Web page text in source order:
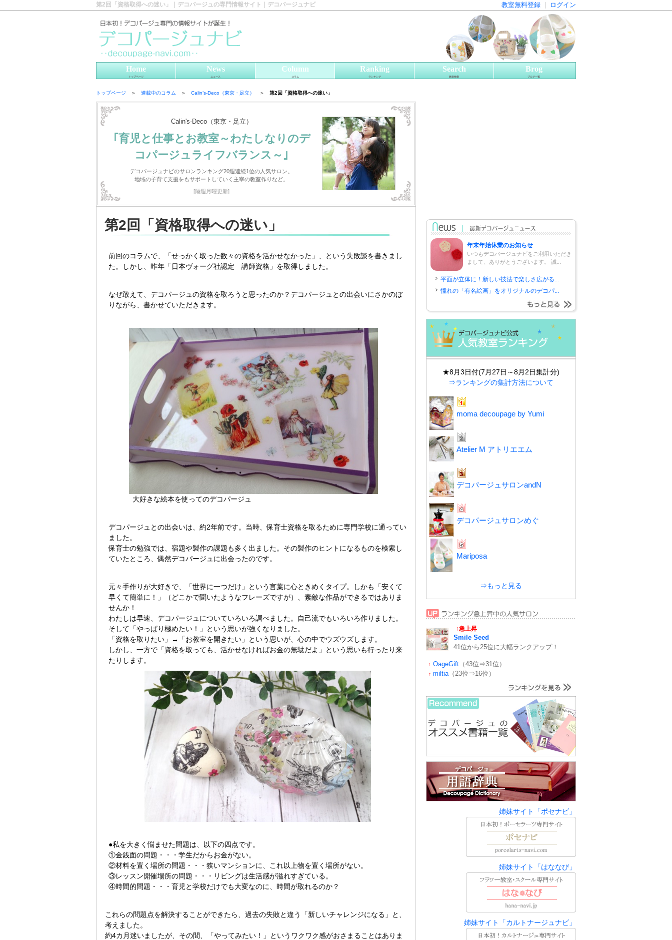
第2回「資格取得への迷い」｜デコパージュの専門情報サイト｜デコパージュナビ ログイン
教室無料登録
Home
トップページ
News
ニュース
Column
コラム
Ranking
ランキング
Search
教室検索
Brog
ブログ一覧
トップページ ＞ 連載中のコラム ＞ Calin’s-Deco（東京・足立） ＞ 第2回「資格取得への迷い」
Calin's-Deco（東京・足立）
｢育児と仕事とお教室～わたしなりのデ
コパージュライフバランス～｣
デコパージュナビのサロンランキング20週連続1位の人気サロン。
地域の子育て支援をもサポートしていく主宰の教室作りなど。
[隔週月曜更新]
第2回「資格取得への迷い」
前回のコラムで、「せっかく取った数々の資格を活かせなかった」、という失敗談を書きまし
た。しかし、昨年「日本ヴォーグ社認定 講師資格」を取得しました。
なぜ敢えて、デコパージュの資格を取ろうと思ったのか？デコパージュとの出会いにさかのぼ
りながら、書かせていただきます。
大好きな絵本を使ってのデコパージュ
デコパージュとの出会いは、約2年前です。当時、保育士資格を取るために専門学校に通ってい
ました。
保育士の勉強では、宿題や製作の課題も多く出ました。その製作のヒントになるものを検索し
ていたところ、偶然デコパージュに出会ったのです。
元々手作りが大好きで、「世界に一つだけ」という言葉に心ときめくタイプ。しかも「安くて
早くて簡単に！」（どこかで聞いたようなフレーズですが）、素敵な作品ができるではありま
せんか！
わたしは早速、デコパージュについていろいろ調べました。自己流でもいろいろ作りました。
そして「やっぱり極めたい！」という思いが強くなりました。
「資格を取りたい」→「お教室を開きたい」という思いが、心の中でウズウズします。
しかし、一方で「資格を取っても、活かせなければお金の無駄だよ」という思いも行ったり来
たりします。
●私を大きく悩ませた問題は、以下の四点です。
①金銭面の問題・・・学生だからお金がない。
②材料を置く場所の問題・・・狭いマンションに、これ以上物を置く場所がない。
③レッスン開催場所の問題・・・リビングは生活感が溢れすぎている。
④時間的問題・・・育児と学校だけでも大変なのに、時間が取れるのか？
これらの問題点を解決することができたら、過去の失敗と違う「新しいチャレンジになる」と、
考えました。
約4カ月迷いましたが、その間、「やってみたい！」
というワクワク感がおさまることはありま
年末年始休業のお知らせ
いつもデコパージュナビをご利用いただき
まして、ありがとうございます。 誠...
平面が立体に！新しい技法で楽しさ広がる...
憧れの「有名絵画」をオリジナルのデコパ...
★8月3日付(7月27日～8月2日集計分)
⇒ランキングの集計方法について
moma decoupage by Yumi
Atelier M アトリエエム
デコパージュサロンandN
デコパージュサロンめぐ
Mariposa
⇒もっと見る
↑急上昇
Smile Seed
41位から25位に大幅ランクアップ！
↑ OageGift （43位⇒31位）
↑ miltia（23位⇒16位）
姉妹サイト「ポセナビ」
姉妹サイト「はななび」
姉妹サイト「カルトナージュナビ」